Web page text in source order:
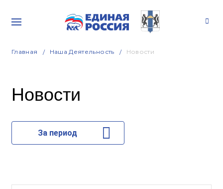
Главная Наша Деятельность Новости
Новости
За период